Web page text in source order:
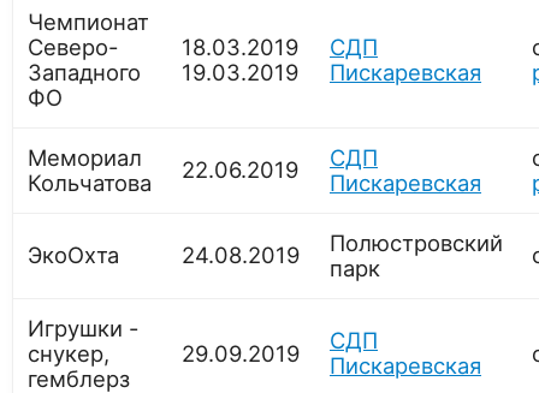
Чемпионат
Северо-
Западного
ФО
18.03.2019
19.03.2019
СДП
Пискаревская
Мемориал
Кольчатова
22.06.2019
СДП
Пискаревская
ЭкоОхта 24.08.2019
Полюстровский
парк
Игрушки -
снукер,
гемблерз
29.09.2019
СДП
Пискаревская